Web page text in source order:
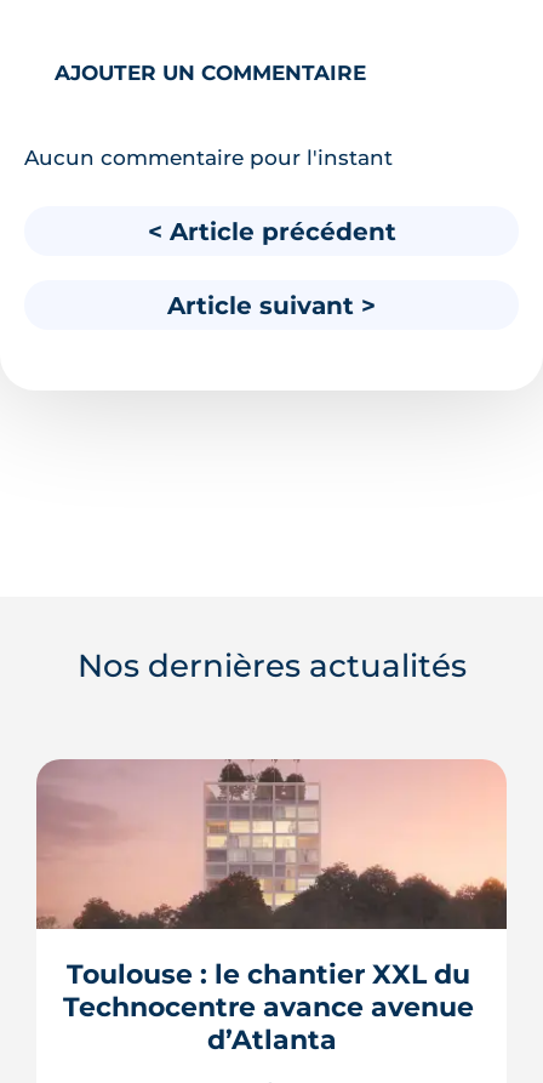
AJOUTER UN COMMENTAIRE
Aucun commentaire pour l'instant
< Article précédent
Article suivant >
Nos dernières actualités
Toulouse : le chantier XXL du
Technocentre avance avenue
d’Atlanta